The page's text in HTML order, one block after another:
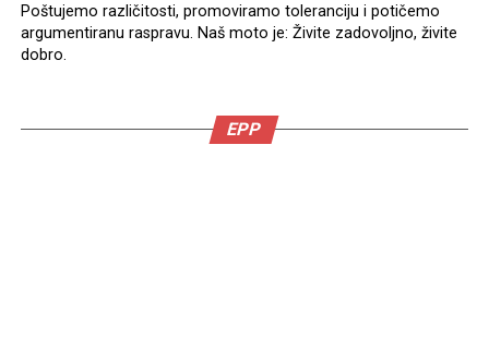
Poštujemo različitosti, promoviramo toleranciju i potičemo
argumentiranu raspravu. Naš moto je: Živite zadovoljno, živite
dobro.
EPP